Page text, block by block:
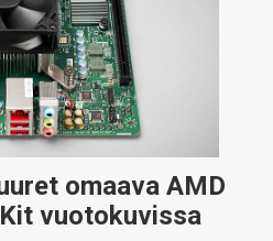
omaava AMD
vuotokuvissa